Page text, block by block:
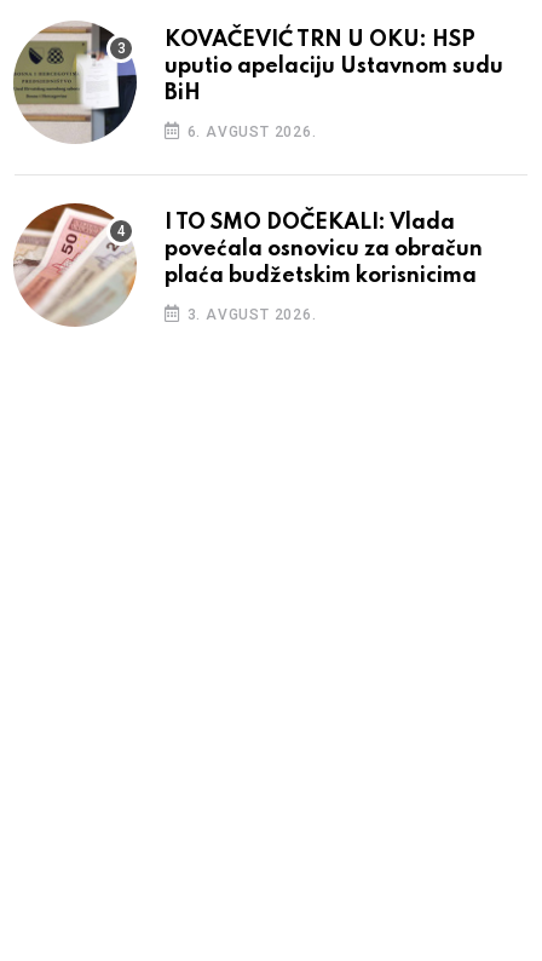
KOVAČEVIĆ TRN U OKU: HSP
uputio apelaciju Ustavnom sudu
BiH
6. AVGUST 2026.
I TO SMO DOČEKALI: Vlada
povećala osnovicu za obračun
plaća budžetskim korisnicima
3. AVGUST 2026.